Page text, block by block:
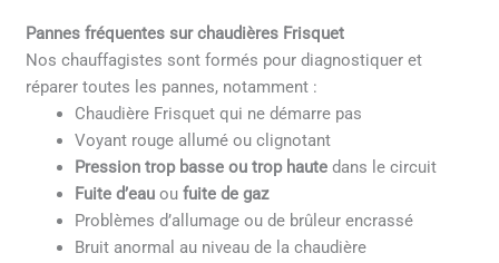
Pannes fréquentes sur chaudières Frisquet
Nos chauffagistes sont formés pour diagnostiquer et
réparer toutes les pannes, notamment :
Chaudière Frisquet qui ne démarre pas
Voyant rouge allumé ou clignotant
Pression trop basse ou trop haute dans le circuit
Fuite d’eau oufuite de gaz
Problèmes d’allumage ou de brûleur encrassé
Bruit anormal au niveau de la chaudière